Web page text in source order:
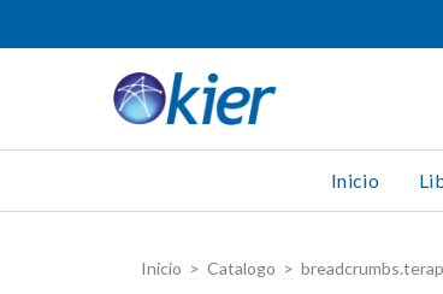
Inicio
Inicio > Catalogo >